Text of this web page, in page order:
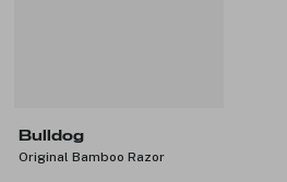
Bulldog
Original Bamboo Razor